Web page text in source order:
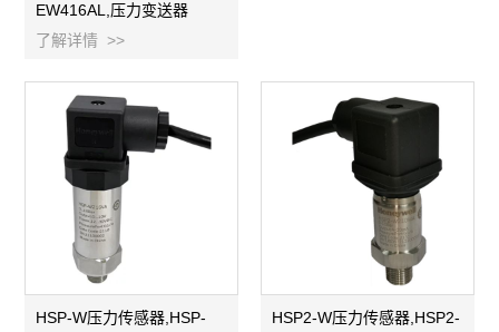
EW416AL,压力变送器
了解详情 >>
HSP-W压力传感器,HSP-
HSP2-W压力传感器,HSP2-